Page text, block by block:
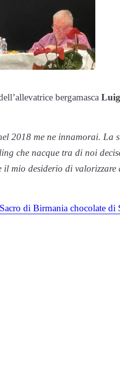
bergamasca
2018 me ne innamorai. La
che nacque tra di noi
mio desiderio di valorizzare
di Birmania chocolate di